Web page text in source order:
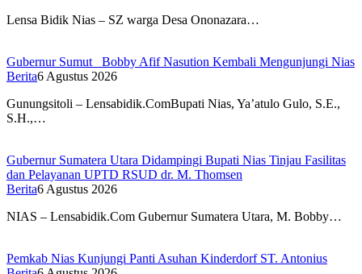
Lensa Bidik Nias – SZ warga Desa Ononazara…
Gubernur Sumut Bobby Afif Nasution Kembali Mengunjungi Nias
Berita6 Agustus 2026
Gunungsitoli – Lensabidik.ComBupati Nias, Ya’atulo Gulo, S.E.,
S.H.,…
Gubernur Sumatera Utara Didampingi Bupati Nias Tinjau Fasilitas
dan Pelayanan UPTD RSUD dr. M. Thomsen
Berita6 Agustus 2026
NIAS – Lensabidik.Com Gubernur Sumatera Utara, M. Bobby…
Pemkab Nias Kunjungi Panti Asuhan Kinderdorf ST. Antonius